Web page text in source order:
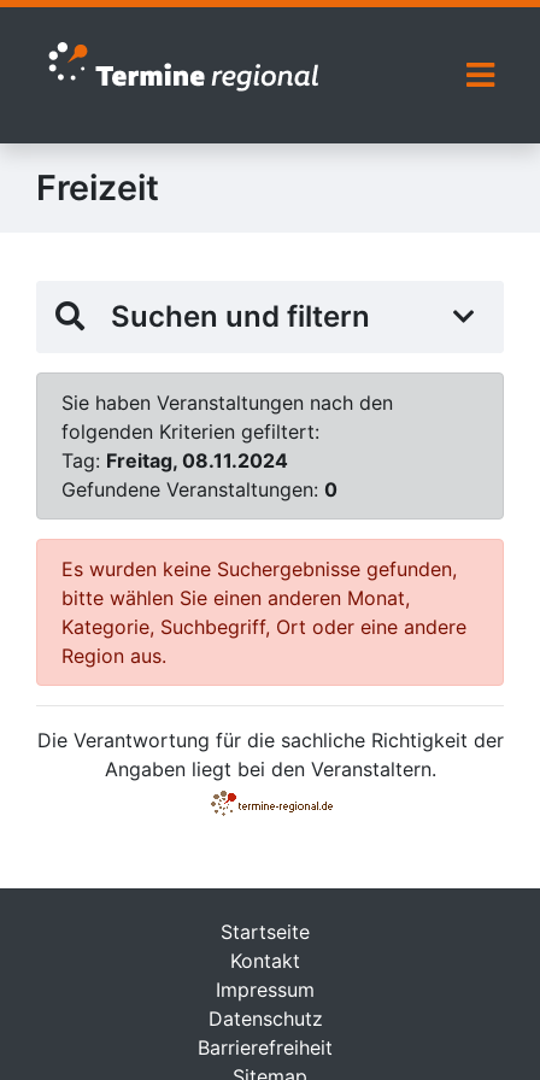
Zur Navigation springen
Zum Inhalt springen
Freizeit
Suchen und filtern
Sie haben Veranstaltungen nach den
folgenden Kriterien gefiltert:
Tag: Freitag, 08.11.2024
Gefundene Veranstaltungen: 0
Es wurden keine Suchergebnisse gefunden,
bitte wählen Sie einen anderen Monat,
Kategorie, Suchbegriff, Ort oder eine andere
Region aus.
Die Verantwortung für die sachliche Richtigkeit der
Angaben liegt bei den Veranstaltern.
Startseite
Kontakt
Impressum
Datenschutz
Barrierefreiheit